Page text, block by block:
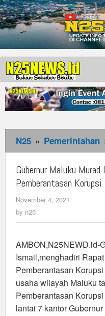
N25 » Pemerintahan
Gubernur Maluku
Pemberantasan
November 4, 2021
by n25
AMBON,N25NEWD.id-
Ismail,menghadiri
Pemberantasan
usaha wilayah Maluku
Pemberantasan
lantai 7 kantor